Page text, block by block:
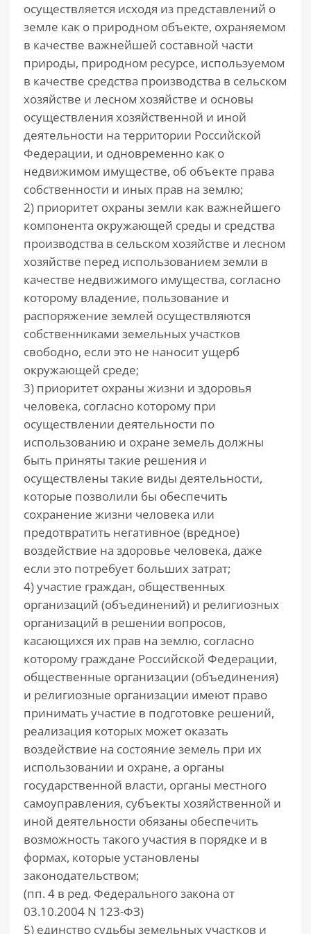
осуществляется исходя из представлений о
земле как о природном объекте, охраняемом
в качестве важнейшей составной части
природы, природном ресурсе, используемом
в качестве средства производства в сельском
хозяйстве и лесном хозяйстве и основы
осуществления хозяйственной и иной
деятельности на территории Российской
Федерации, и одновременно как о
недвижимом имуществе, об объекте права
собственности и иных прав на землю;
2) приоритет охраны земли как важнейшего
компонента окружающей среды и средства
производства в сельском хозяйстве и лесном
хозяйстве перед использованием земли в
качестве недвижимого имущества, согласно
которому владение, пользование и
распоряжение землей осуществляются
собственниками земельных участков
свободно, если это не наносит ущерб
окружающей среде;
3) приоритет охраны жизни и здоровья
человека, согласно которому при
осуществлении деятельности по
использованию и охране земель должны
быть приняты такие решения и
осуществлены такие виды деятельности,
которые позволили бы обеспечить
сохранение жизни человека или
предотвратить негативное (вредное)
воздействие на здоровье человека, даже
если это потребует больших затрат;
4) участие граждан, общественных
организаций (объединений) и религиозных
организаций в решении вопросов,
касающихся их прав на землю, согласно
которому граждане Российской Федерации,
общественные организации (объединения)
и религиозные организации имеют право
принимать участие в подготовке решений,
реализация которых может оказать
воздействие на состояние земель при их
использовании и охране, а органы
государственной власти, органы местного
самоуправления, субъекты хозяйственной и
иной деятельности обязаны обеспечить
возможность такого участия в порядке и в
формах, которые установлены
законодательством;
(пп. 4 в ред. Федерального закона от
03.10.2004 N 123-ФЗ)
5) единство судьбы земельных участков и